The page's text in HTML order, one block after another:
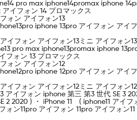
pro max iphone14promax iphone
イフォン 14 プロマックス
ォン アイフォン13
iphone 13pro アイフォン ア
イフォン アイフォン13ミニ アイフォン
pro max iphone13promax iphone
フォン 13 プロマックス
ォン アイフォン12
iphone 12pro アイフォン ア
イフォン アイフォン12ミニ アイフォン
アイフォン iphone 第三 第3 世代 SE 3
2020 ) ・ iPhone 11 ( iphone11 アイフ
ォン11pro アイフォン 11pro アイフォン